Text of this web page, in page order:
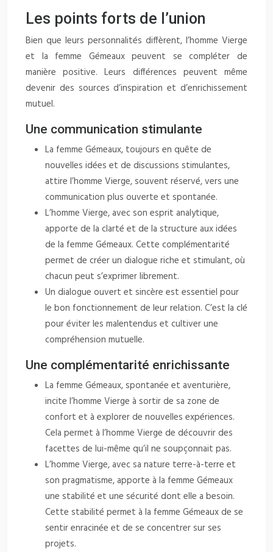
Les points forts de l’union
Bien que leurs personnalités diffèrent, l’homme Vierge
et la femme Gémeaux peuvent se compléter de
manière positive. Leurs différences peuvent même
devenir des sources d’inspiration et d’enrichissement
mutuel.
Une communication stimulante
La femme Gémeaux, toujours en quête de
nouvelles idées et de discussions stimulantes,
attire l’homme Vierge, souvent réservé, vers une
communication plus ouverte et spontanée.
L’homme Vierge, avec son esprit analytique,
apporte de la clarté et de la structure aux idées
de la femme Gémeaux. Cette complémentarité
permet de créer un dialogue riche et stimulant, où
chacun peut s’exprimer librement.
Un dialogue ouvert et sincère est essentiel pour
le bon fonctionnement de leur relation. C’est la clé
pour éviter les malentendus et cultiver une
compréhension mutuelle.
Une complémentarité enrichissante
La femme Gémeaux, spontanée et aventurière,
incite l’homme Vierge à sortir de sa zone de
confort et à explorer de nouvelles expériences.
Cela permet à l’homme Vierge de découvrir des
facettes de lui-même qu’il ne soupçonnait pas.
L’homme Vierge, avec sa nature terre-à-terre et
son pragmatisme, apporte à la femme Gémeaux
une stabilité et une sécurité dont elle a besoin.
Cette stabilité permet à la femme Gémeaux de se
sentir enracinée et de se concentrer sur ses
projets.